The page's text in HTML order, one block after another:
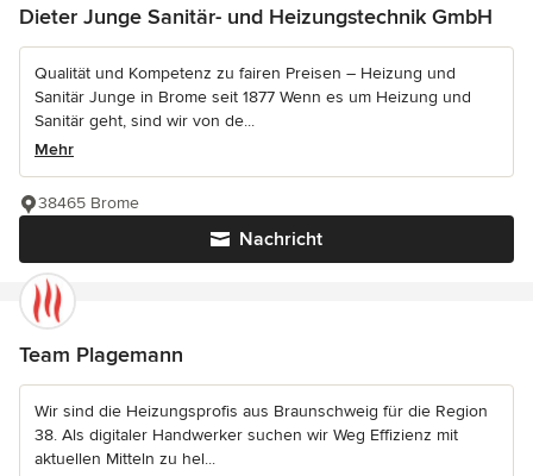
Dieter Junge Sanitär- und Heizungstechnik GmbH
Qualität und Kompetenz zu fairen Preisen – Heizung und
Sanitär Junge in Brome seit 1877 Wenn es um Heizung und
Sanitär geht, sind wir von de...
Mehr
Nachricht
38465 Brome
Team Plagemann
Wir sind die Heizungsprofis aus Braunschweig für die Region
38. Als digitaler Handwerker suchen wir Weg Effizienz mit
aktuellen Mitteln zu hel...